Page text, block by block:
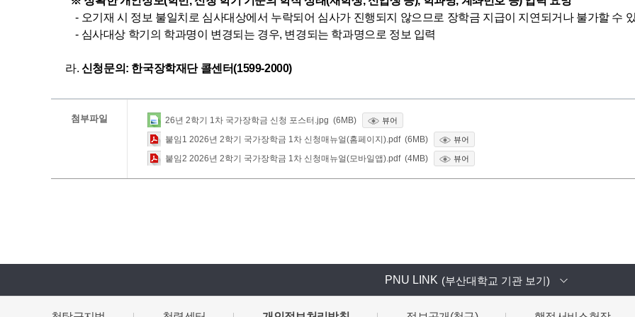
- 오기재 시 정보 불일치로 심사대상에서 누락되어 심사가 진행되지 않으므로 장학금 지급이 지연되거나 불가할 수
- 심사대상 학기의 학과명이 변경되는 경우, 변경되는 학과명으로 정보 입력
라. 신청문의: 한국장학재단 콜센터(1599-2000)
첨부파일 26년 2학기 1차 국가장학금 신청 포스터.jpg (6MB) 뷰어
붙임1 2026년 2학기 국가장학금 1차 신청매뉴얼(홈페이지).pdf (6MB) 뷰어
붙임2 2026년 2학기 국가장학금 1차 신청매뉴얼(모바일앱).pdf (4MB) 뷰어
PNU LINK (부산대학교 기관 보기)